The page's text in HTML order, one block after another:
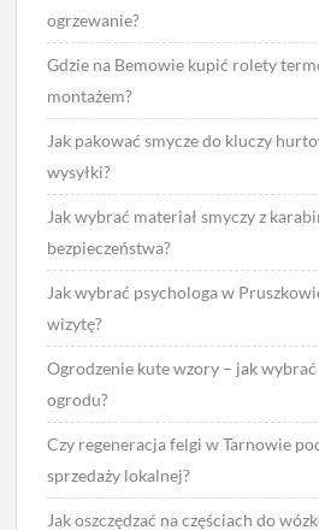
ogrzewanie?
Gdzie na Bemowie kupić rolety
montażem?
Jak pakować smycze do kluczy
wysyłki?
Jak wybrać materiał smyczy z
bezpieczeństwa?
Jak wybrać psychologa w
wizytę?
Ogrodzenie kute wzory – jak
ogrodu?
Czy regeneracja felgi w Tarnowie
sprzedaży lokalnej?
Jak oszczędzać na częściach do